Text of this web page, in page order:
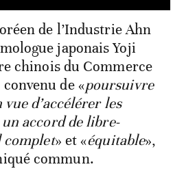
de l’Industrie Ahn
japonais Yoji
chinois du Commerce
de «poursuivre
d’accélérer les
accord de libre-
complet» et «équitable»,
commun.